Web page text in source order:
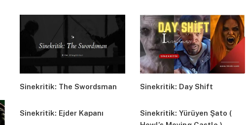
Sinekritik: The Swordsman Sinekritik: Day Shift
Sinekritik: Ejder Kapanı
Sinekritik: Yürüyen Şato (